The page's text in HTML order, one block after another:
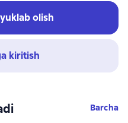
olish
kiritish
Barcha